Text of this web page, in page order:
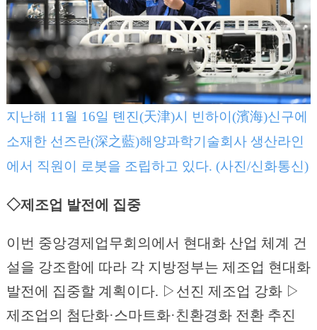
지난해 11월 16일 톈진(天津)시 빈하이(濱海)신구에
소재한 선즈란(深之藍)해양과학기술회사 생산라인
에서 직원이 로봇을 조립하고 있다. (사진/신화통신)
◇제조업 발전에 집중
이번 중앙경제업무회의에서 현대화 산업 체계 건
설을 강조함에 따라 각 지방정부는 제조업 현대화
발전에 집중할 계획이다. ▷선진 제조업 강화 ▷
제조업의 첨단화·스마트화·친환경화 전환 추진